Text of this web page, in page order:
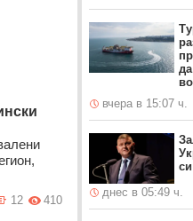
410
12
вчера в 15:07 ч.
днес в 05:49 ч.